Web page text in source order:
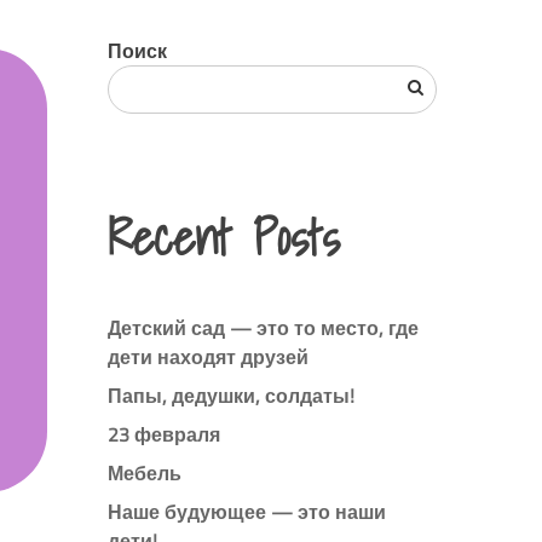
Поиск
Recent Posts
Детский сад — это то место, где
дети находят друзей
Папы, дедушки, солдаты!
23 февраля
Мебель
Наше будующее — это наши